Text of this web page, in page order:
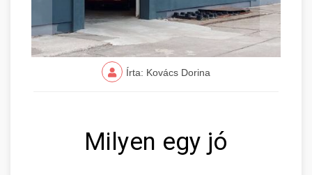
Írta: Kovács Dorina
Milyen egy jó